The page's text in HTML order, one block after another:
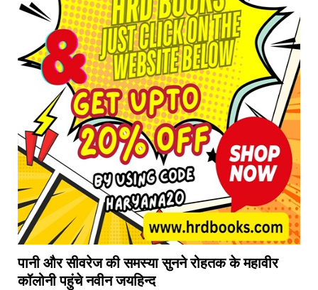
पानी और सीवरेज की समस्या सुनने रोहतक के महावीर
कॉलोनी पहुंचे नवीन जयहिन्द